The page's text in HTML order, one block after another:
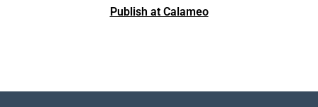
Publish at Calameo